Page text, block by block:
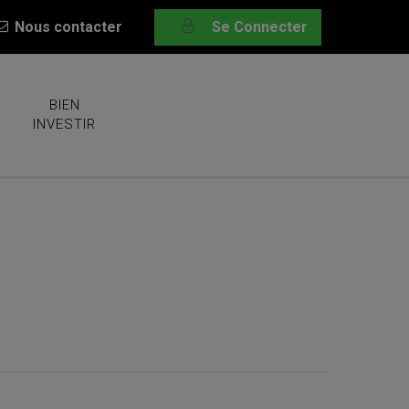
Nous contacter Se Connecter
BIEN
INVESTIR